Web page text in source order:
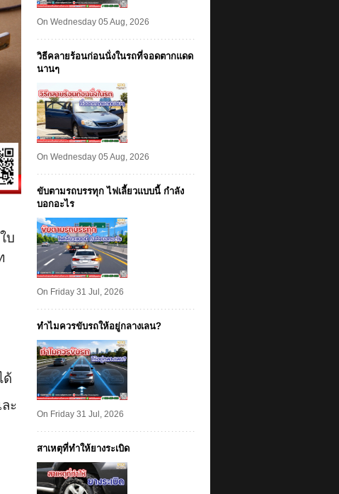
บ
ด้
ะ
On Wednesday 05 Aug, 2026
วิธีคลายร้อนก่อนนั่งในรถที่จอดตากแดด
นานๆ
On Wednesday 05 Aug, 2026
ขับตามรถบรรทุก ไฟเลี้ยวแบบนี้ กำลัง
บอกอะไร
On Friday 31 Jul, 2026
ทำไมควรขับรถให้อยู่กลางเลน?
On Friday 31 Jul, 2026
สาเหตุที่ทำให้ยางระเบิด